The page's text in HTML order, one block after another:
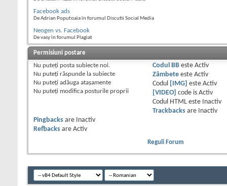
Facebook ads
De Adrian Poputoaia în forumul Discutii Social Media
Neogen vs. Facebook
De vasy în forumul Plagiat
Permisiuni postare
Nu puteţi posta subiecte noi.
Nu puteţi răspunde la subiecte
Nu puteţi adăuga ataşamente
Nu puteţi modifica posturile proprii
Codul BBeste Activ
Zâmbeteeste Activ
Codul
[IMG] este Activ
[VIDEO]
code is Activ
Codul HTML este
Inactiv
Trackbacksare
Inactiv
Pingbacks are
Inactiv
Refbacks are Activ
Reguli Forum